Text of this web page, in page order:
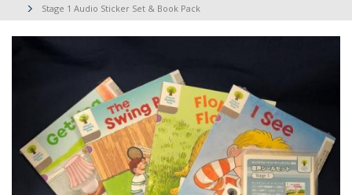
Stage 1 Audio Sticker Set & Book Pack